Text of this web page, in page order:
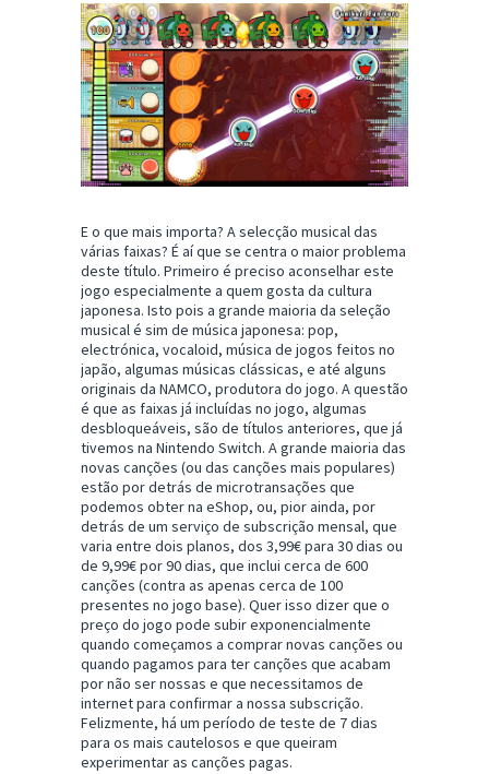
E o que mais importa? A selecção musical das
várias faixas? É aí que se centra o maior problema
deste título. Primeiro é preciso aconselhar este
jogo especialmente a quem gosta da cultura
japonesa. Isto pois a grande maioria da seleção
musical é sim de música japonesa: pop,
electrónica, vocaloid, música de jogos feitos no
japão, algumas músicas clássicas, e até alguns
originais da NAMCO, produtora do jogo. A questão
é que as faixas já incluídas no jogo, algumas
desbloqueáveis, são de títulos anteriores, que já
tivemos na Nintendo Switch. A grande maioria das
novas canções (ou das canções mais populares)
estão por detrás de microtransações que
podemos obter na eShop, ou, pior ainda, por
detrás de um serviço de subscrição mensal, que
varia entre dois planos, dos 3,99€ para 30 dias ou
de 9,99€ por 90 dias, que inclui cerca de 600
canções (contra as apenas cerca de 100
presentes no jogo base). Quer isso dizer que o
preço do jogo pode subir exponencialmente
quando começamos a comprar novas canções ou
quando pagamos para ter canções que acabam
por não ser nossas e que necessitamos de
internet para confirmar a nossa subscrição.
Felizmente, há um período de teste de 7 dias
para os mais cautelosos e que queiram
experimentar as canções pagas.